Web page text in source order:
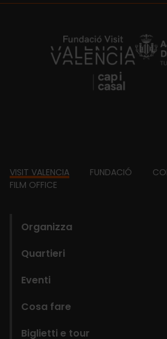
https://
Footer
VISIT VALENCIA FUNDACIÓ
FILM OFFICE
Organizza
Quartieri
Eventi
Cosa fare
Biglietti e tour